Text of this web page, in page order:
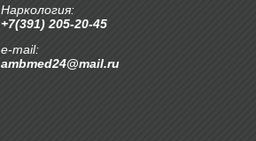
Наркология:
+7(391) 205-20-45
e-mail:
ambmed24@mail.ru